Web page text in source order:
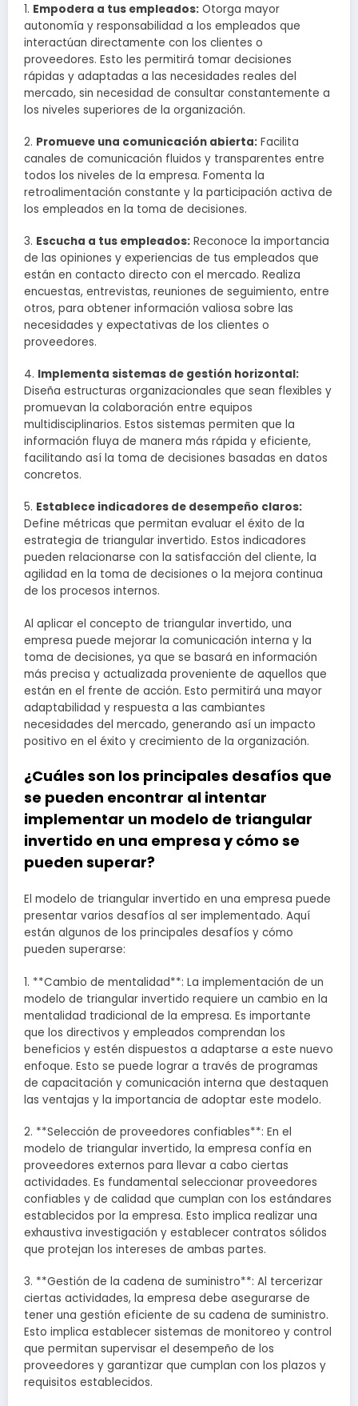
1. Empodera a tus empleados: Otorga mayor
autonomía y responsabilidad a los empleados que
interactúan directamente con los clientes o
proveedores. Esto les permitirá tomar decisiones
rápidas y adaptadas a las necesidades reales del
mercado, sin necesidad de consultar constantemente a
los niveles superiores de la organización.
2. Promueve una comunicación abierta: Facilita
canales de comunicación fluidos y transparentes entre
todos los niveles de la empresa. Fomenta la
retroalimentación constante y la participación activa de
los empleados en la toma de decisiones.
3. Escucha a tus empleados: Reconoce la importancia
de las opiniones y experiencias de tus empleados que
están en contacto directo con el mercado. Realiza
encuestas, entrevistas, reuniones de seguimiento, entre
otros, para obtener información valiosa sobre las
necesidades y expectativas de los clientes o
proveedores.
4. Implementa sistemas de gestión horizontal:
Diseña estructuras organizacionales que sean flexibles y
promuevan la colaboración entre equipos
multidisciplinarios. Estos sistemas permiten que la
información fluya de manera más rápida y eficiente,
facilitando así la toma de decisiones basadas en datos
concretos.
5. Establece indicadores de desempeño claros:
Define métricas que permitan evaluar el éxito de la
estrategia de triangular invertido. Estos indicadores
pueden relacionarse con la satisfacción del cliente, la
agilidad en la toma de decisiones o la mejora continua
de los procesos internos.
Al aplicar el concepto de triangular invertido, una
empresa puede mejorar la comunicación interna y la
toma de decisiones, ya que se basará en información
más precisa y actualizada proveniente de aquellos que
están en el frente de acción. Esto permitirá una mayor
adaptabilidad y respuesta a las cambiantes
necesidades del mercado, generando así un impacto
positivo en el éxito y crecimiento de la organización.
¿Cuáles son los principales desafíos que
se pueden encontrar al intentar
implementar un modelo de triangular
invertido en una empresa y cómo se
pueden superar?
El modelo de triangular invertido en una empresa puede
presentar varios desafíos al ser implementado. Aquí
están algunos de los principales desafíos y cómo
pueden superarse:
1. **Cambio de mentalidad**: La implementación de un
modelo de triangular invertido requiere un cambio en la
mentalidad tradicional de la empresa. Es importante
que los directivos y empleados comprendan los
beneficios y estén dispuestos a adaptarse a este nuevo
enfoque. Esto se puede lograr a través de programas
de capacitación y comunicación interna que destaquen
las ventajas y la importancia de adoptar este modelo.
2. **Selección de proveedores confiables**: En el
modelo de triangular invertido, la empresa confía en
proveedores externos para llevar a cabo ciertas
actividades. Es fundamental seleccionar proveedores
confiables y de calidad que cumplan con los estándares
establecidos por la empresa. Esto implica realizar una
exhaustiva investigación y establecer contratos sólidos
que protejan los intereses de ambas partes.
3. **Gestión de la cadena de suministro**: Al tercerizar
ciertas actividades, la empresa debe asegurarse de
tener una gestión eficiente de su cadena de suministro.
Esto implica establecer sistemas de monitoreo y control
que permitan supervisar el desempeño de los
proveedores y garantizar que cumplan con los plazos y
requisitos establecidos.